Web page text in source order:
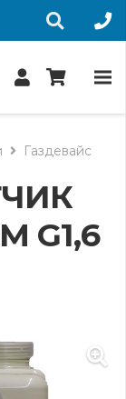
Газдевайс
G1,6